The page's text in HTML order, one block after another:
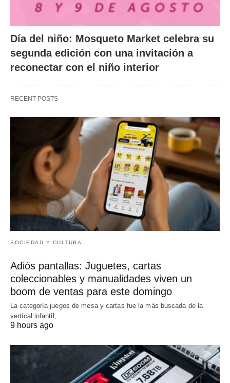
Día del niño: Mosqueto Market celebra su
segunda edición con una invitación a
reconectar con el niño interior
RECENT POSTS
SOCIEDAD Y CULTURA
Adiós pantallas: Juguetes, cartas
coleccionables y manualidades viven un
boom de ventas para este domingo
La categoría juegos de mesa y cartas fue la más buscada de la
vertical infantil,…
9 hours ago